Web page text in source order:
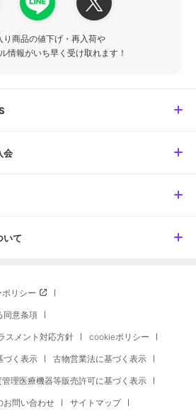
り商品の値下げ・再入荷や
情報がいち早く受け取れます！
会
いて
リシー
同意条項
スメント対応方針 cookieポリシー
づく表示 古物営業法に基づく表示
管理医療機器等販売許可に基づく表示
お問い合わせ サイトマップ